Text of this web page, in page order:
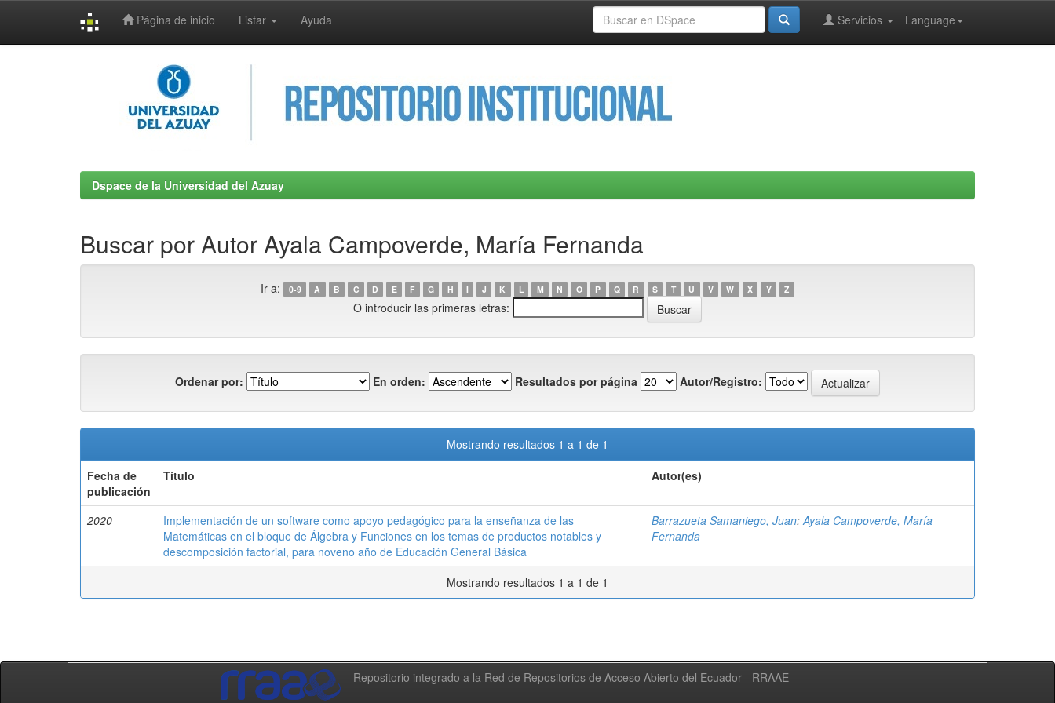
Página de inicio Listar Ayuda Language
Servicios
Dspace de la Universidad del Azuay
Buscar por Autor Ayala Campoverde, María Fernanda
Ir a: 0-9 A B C D E F G H I J K L M N O P Q R S T U V W X Y Z
O introducir las primeras letras:
Ordenar por: En orden: Resultados por página Autor/Registro:
Mostrando resultados 1 a 1 de 1
Fecha de
publicación
Título Autor(es)
2020
Implementación de un software como apoyo pedagógico para la enseñanza de las
Matemáticas en el bloque de Álgebra y Funciones en los temas de productos notables y
descomposición factorial, para noveno año de Educación General Básica
Barrazueta Samaniego, Juan;Ayala Campoverde, María
Fernanda
Mostrando resultados 1 a 1 de 1
Repositorio integrado a la Red de Repositorios de Acceso Abierto del Ecuador - RRAAE